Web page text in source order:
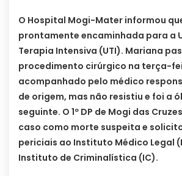
O Hospital Mogi-Mater informou
prontamente encaminhada para a
Terapia Intensiva (UTI). Mariana
procedimento cirúrgico na terça-
acompanhado pelo médico
de origem, mas não resistiu e foi a
seguinte. O 1º DP de Mogi das
caso como morte suspeita e
periciais ao Instituto Médico Legal
Instituto de Criminalística (IC).